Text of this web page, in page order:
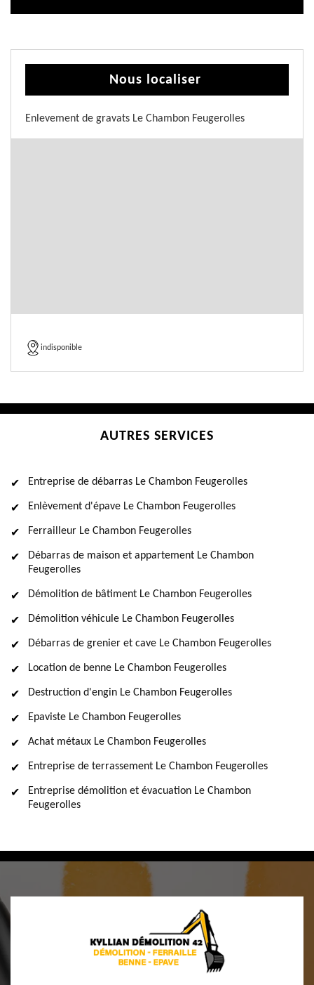
Nous localiser
Enlevement de gravats Le Chambon Feugerolles
indisponible
AUTRES SERVICES
Entreprise de débarras Le Chambon Feugerolles
Enlèvement d'épave Le Chambon Feugerolles
Ferrailleur Le Chambon Feugerolles
Débarras de maison et appartement Le Chambon
Feugerolles
Démolition de bâtiment Le Chambon Feugerolles
Démolition véhicule Le Chambon Feugerolles
Débarras de grenier et cave Le Chambon Feugerolles
Location de benne Le Chambon Feugerolles
Destruction d'engin Le Chambon Feugerolles
Epaviste Le Chambon Feugerolles
Achat métaux Le Chambon Feugerolles
Entreprise de terrassement Le Chambon Feugerolles
Entreprise démolition et évacuation Le Chambon
Feugerolles